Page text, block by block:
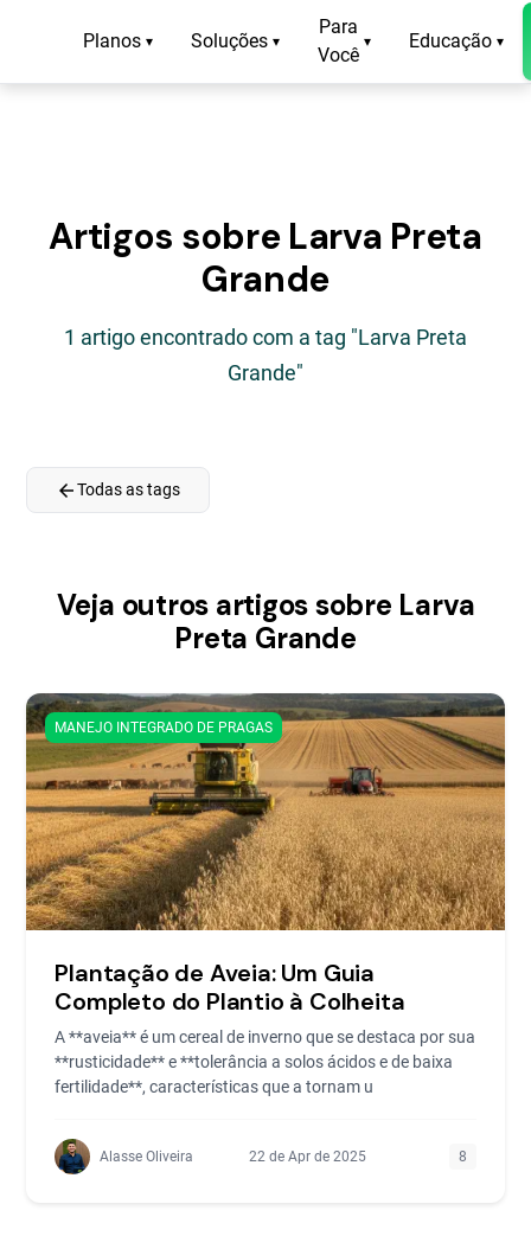
Planos ▾ Soluções ▾
Para
Você
▾ Educação ▾
Artigos sobre Larva Preta
Grande
1 artigo encontrado com a tag "Larva Preta
Grande"
arrow_backTodas as tags
Veja outros artigos sobre Larva
Preta Grande
MANEJO INTEGRADO DE PRAGAS
Plantação de Aveia: Um Guia
Completo do Plantio à Colheita
A **aveia** é um cereal de inverno que se destaca por sua
**rusticidade** e **tolerância a solos ácidos e de baixa
fertilidade**, características que a tornam u
Alasse Oliveira 22 de Apr de 2025 8